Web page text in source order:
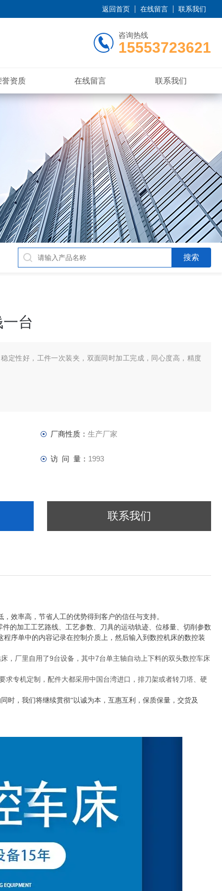
返回首页 在线留言 联系我们
咨询热线
15553723621
誉资质 在线留言 联系我们
台
定性好，工件一次装夹，双面同时加工完成，同心度高，精度
厂商性质： 生产厂家
访 问 量： 1993
联系我们
效率高，节省人工的优势得到客户的信任与支持。
的加工工艺路线、工艺参数、刀具的运动轨迹、位移量、切削参数
序单中的内容记录在控制介质上，然后输入到数控机床的数控装
，厂里自用了9台设备，其中7台单主轴自动上下料的双头数控车床
专机定制，配件大都采用中国台湾进口，排刀架或者转刀塔、硬
时，我们将继续贯彻“以诚为本，互惠互利，保质保量，交货及